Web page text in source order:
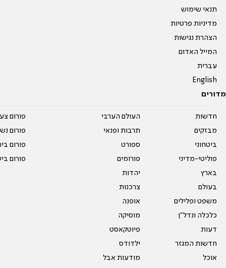
תנאי שימוש
מדיניות פרטיות
הצהרת נגישות
המייל האדום
עברית
English
מדורים
חדשות
מבזקים
ביטחוני
פוליטי-מדיני
בארץ
בעולם
משפט ופלילים
כלכלה ונדל"ן
דעות
חדשות המגזר
אוכל
העולם הערבי
תרבות ופנאי
ספורט
פורומים
יהדות
צרכנות
אופנה
מוסיקה
פיוטקאסט
ילדודס
מודעות אבל
פורום
פורום
פורום
פורום